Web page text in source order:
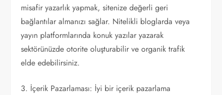
misafir yazarlık yapmak, sitenize değerli geri
bağlantılar almanızı sağlar. Nitelikli bloglarda veya
yayın platformlarında konuk yazılar yazarak
sektörünüzde otorite oluşturabilir ve organik trafik
elde edebilirsiniz.
3. İçerik Pazarlaması: İyi bir içerik pazarlama